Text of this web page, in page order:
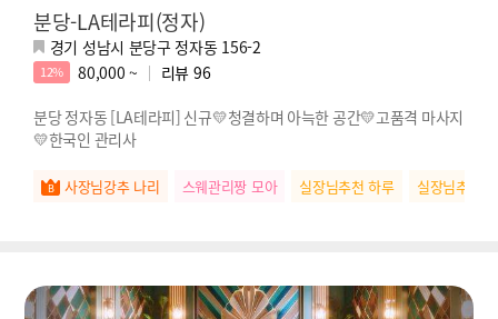
분당-LA테라피(정자)
경기 성남시 분당구 정자동 156-2
12% 80,000 ~ 리뷰 96
분당 정자동 [LA테라피] 신규💛청결하며 아늑한 공간💛고품격 마사지
💛한국인 관리사
사장님강추 나리 스웨관리짱 모아 실장님추천 하루 실장님추천